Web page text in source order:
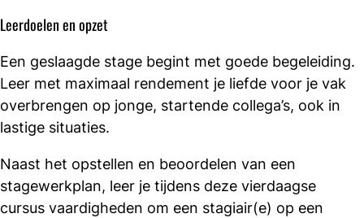
Leerdoelen en opzet
Een geslaagde stage begint met goede begeleiding.
Leer met maximaal rendement je liefde voor je vak
overbrengen op jonge, startende collega’s, ook in
lastige situaties.
Naast het opstellen en beoordelen van een
stagewerkplan, leer je tijdens deze vierdaagse
cursus vaardigheden om een stagiair(e) op een